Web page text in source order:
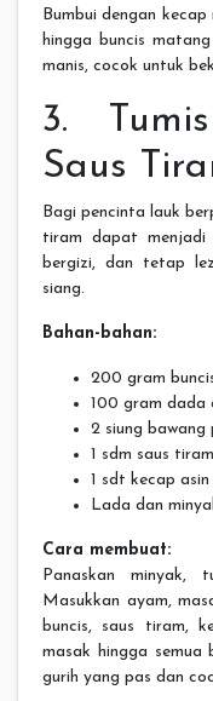
Bumbui dengan
hingga buncis
manis, cocok untuk
3.
Saus
Bagi pencinta lauk
tiram dapat menjadi
bergizi, dan tetap
siang.
Bahan-bahan:
200 gram
100 gram dada
2 siung bawang
1 sdm saus tiram
1 sdt kecap asin
Lada dan
Cara membuat:
Panaskan minyak,
Masukkan ayam,
buncis, saus tiram,
masak hingga semua
gurih yang pas dan